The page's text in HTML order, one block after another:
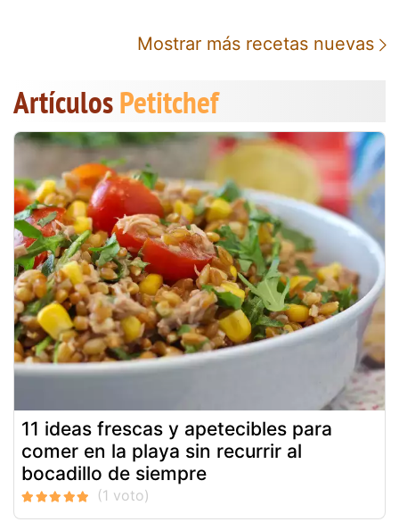
Mostrar más recetas nuevas
ArtículosPetitchef
11 ideas frescas y apetecibles para
comer en la playa sin recurrir al
bocadillo de siempre